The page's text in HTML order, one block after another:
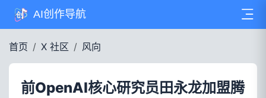
AI创作导航
首页 X 社区 风向
前OpenAI核心研究员田永龙加盟腾